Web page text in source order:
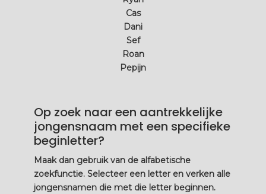
Cas
Dani
Sef
Roan
Pepijn
Op zoek naar een aantrekkelijke
jongensnaam met een specifieke
beginletter?
Maak dan gebruik van de alfabetische
zoekfunctie. Selecteer een letter en verken alle
jongensnamen die met die letter beginnen.